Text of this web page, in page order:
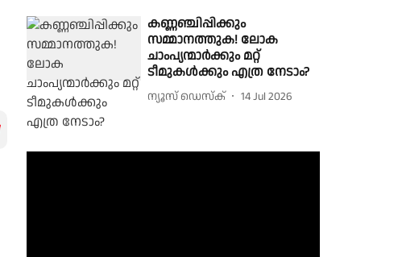
കണ്ണഞ്ചിപ്പിക്കും
സമ്മാനത്തുക! ലോക
ചാംപ്യന്മാർക്കും മറ്റ്
ടീമുകൾക്കും എത്ര നേടാം?
ന്യൂസ് ഡെസ്ക് 14 Jul 2026